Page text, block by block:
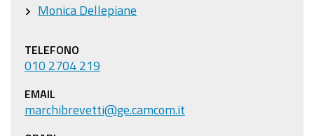
Monica Dellepiane
TELEFONO
010 2704 219
EMAIL
marchibrevetti@ge.camcom.it